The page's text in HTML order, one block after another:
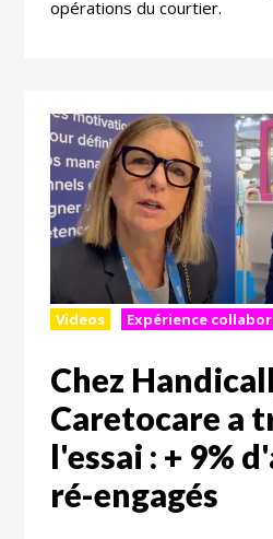
opérations du courtier.
Videos Expérience
Chez
Caretocare a
l'essai : + 9%
ré-engagés